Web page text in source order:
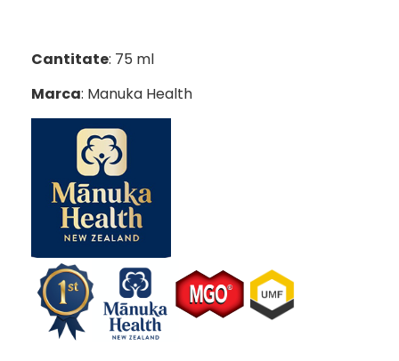
Cantitate: 75 ml
Marca: Manuka Health